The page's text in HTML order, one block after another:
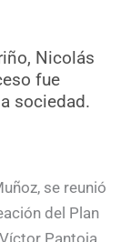
Nicolás
fue
sociedad.